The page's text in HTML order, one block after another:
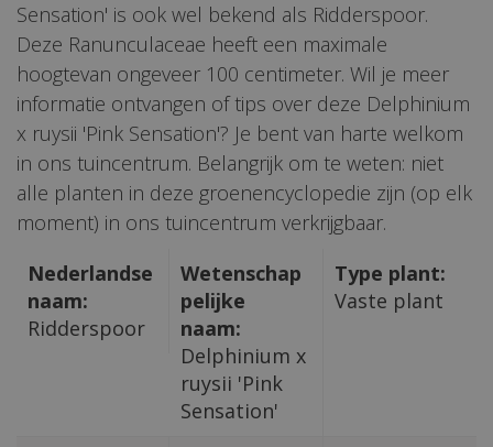
Sensation' is ook wel bekend als Ridderspoor.
Deze Ranunculaceae heeft een maximale
hoogtevan ongeveer 100 centimeter. Wil je meer
informatie ontvangen of tips over deze Delphinium
x ruysii 'Pink Sensation'? Je bent van harte welkom
in ons tuincentrum. Belangrijk om te weten: niet
alle planten in deze groenencyclopedie zijn (op elk
moment) in ons tuincentrum verkrijgbaar.
Nederlandse
naam:
Ridderspoor
Wetenschap
pelijke
naam:
Delphinium x
ruysii 'Pink
Sensation'
Type plant:
Vaste plant